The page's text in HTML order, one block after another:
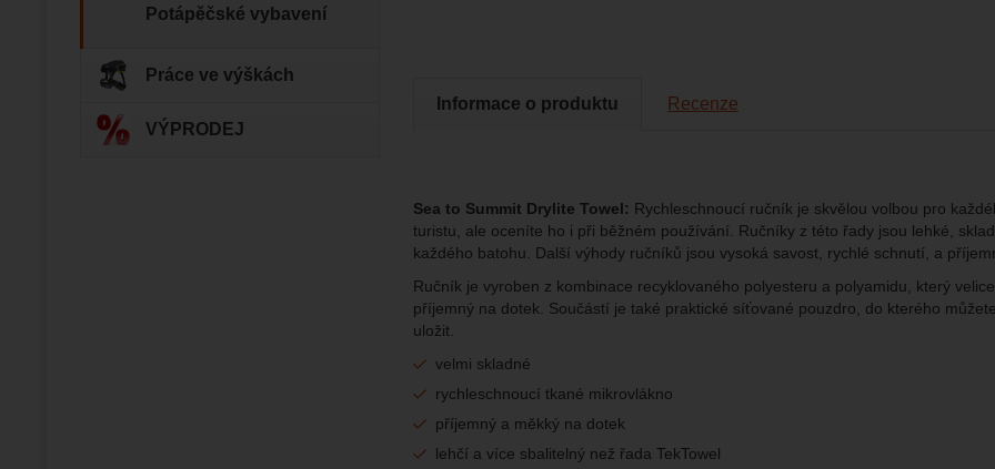
Zobrazit
Marketingové cookies používáme my nebo naši partneři, abychom vám mohli
Informace o produktu Recenze
Sea to Summit Drylite Towel: Rychleschnoucí ručník je skvělou volbou pro
turistu, ale oceníte ho i při běžném používání. Ručníky z této řady jsou lehké,
každého batohu. Další výhody ručníků jsou vysoká savost, rychlé schnutí, a
Ručník je vyroben z kombinace recyklovaného polyesteru a polyamidu, který
příjemný na dotek. Součástí je také praktické síťované pouzdro, do kterého
uložit.
velmi skladné
rychleschnoucí tkané mikrovlákno
příjemný a měkký na dotek
lehčí a více sbalitelný než řada TekTowel
Potápěčské vybavení
Práce ve výškách
VÝPRODEJ